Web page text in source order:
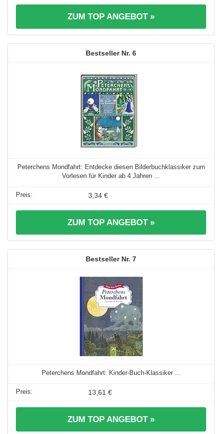
ZUM TOP ANGEBOT »
6
Peterchens Mondfahrt: Entdecke diesen Bilderbuchklassiker zum
Vorlesen für Kinder ab 4 Jahren ...
3,34 €
ZUM TOP ANGEBOT »
7
Peterchens Mondfahrt: Kinder-Buch-Klassiker ...
13,61 €
ZUM TOP ANGEBOT »